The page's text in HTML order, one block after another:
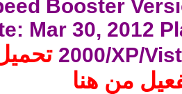
Booster
Mar 30, 2012
2000/XP/
من هنا